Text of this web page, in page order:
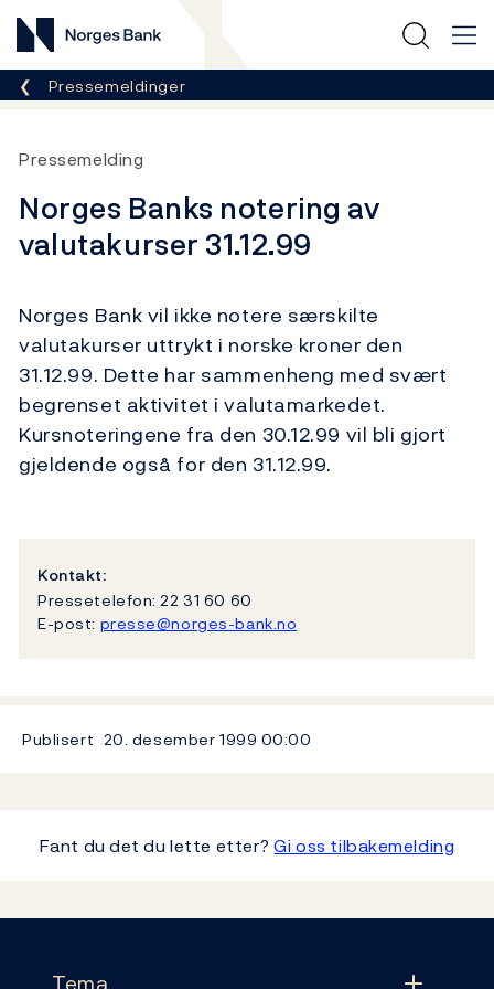
Norges Bank
Her er du nå:
Pressemeldinger
Pressemelding
Norges Banks notering av
valutakurser 31.12.99
Norges Bank vil ikke notere særskilte
valutakurser uttrykt i norske kroner den
31.12.99. Dette har sammenheng med svært
begrenset aktivitet i valutamarkedet.
Kursnoteringene fra den 30.12.99 vil bli gjort
gjeldende også for den 31.12.99.
Kontakt:
Pressetelefon: 22 31 60 60
E-post: presse@norges-bank.no
Publisert 20. desember 1999 00:00
Fant du det du lette etter?Gi oss tilbakemelding